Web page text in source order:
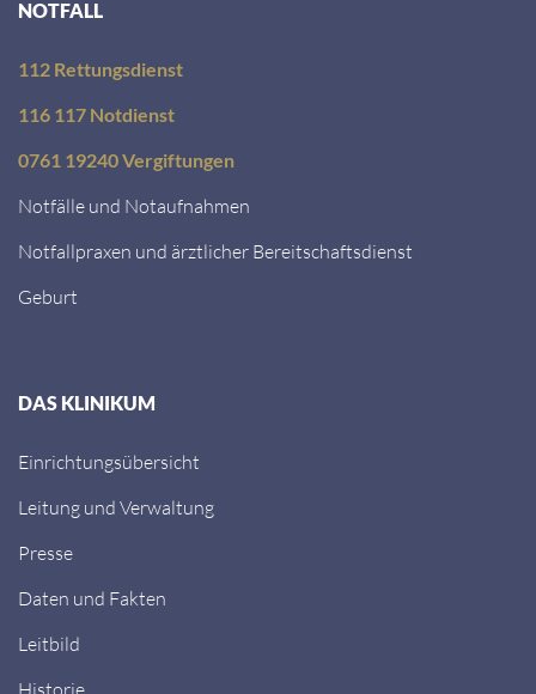
NOTFALL
112 Rettungsdienst
116 117 Notdienst
0761 19240 Vergiftungen
Notfälle und Notaufnahmen
Notfallpraxen und ärztlicher Bereitschaftsdienst
Geburt
DAS KLINIKUM
Einrichtungsübersicht
Leitung und Verwaltung
Presse
Daten und Fakten
Leitbild
Historie